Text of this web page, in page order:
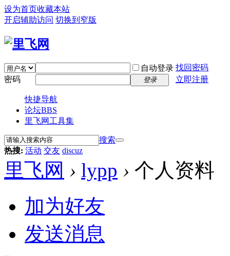
设为首页收藏本站
开启辅助访问 切换到窄版
自动登录 找回密码
密码
登录 立即注册
快捷导航
论坛BBS
里飞网工具集
搜索
热搜: 活动 交友 discuz
里飞网 › lypp › 个人资料
加为好友
发送消息